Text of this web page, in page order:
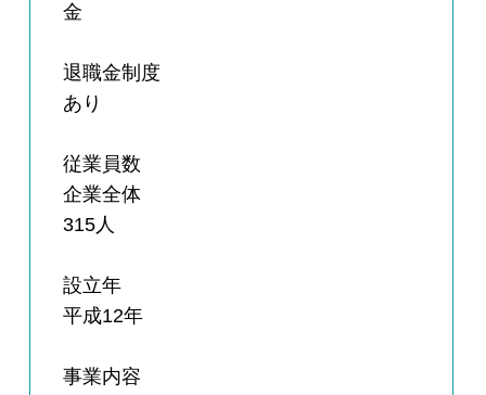
金
退職金制度
あり
従業員数
企業全体
315人
設立年
平成12年
事業内容